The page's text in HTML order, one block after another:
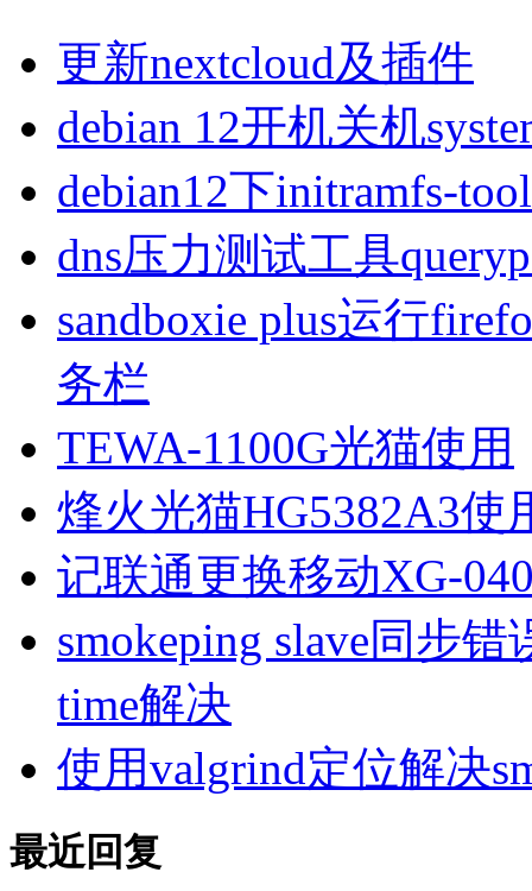
更新nextcloud及插件
debian 12开机关机
debian12下initramfs-
dns压力测试工具
sandboxie plus运行
务栏
TEWA-1100G光猫使用
烽火光猫HG5382A3使
记联通更换移动XG-
smokeping slave同步错
time解决
使用valgrind定位解决
最近回复